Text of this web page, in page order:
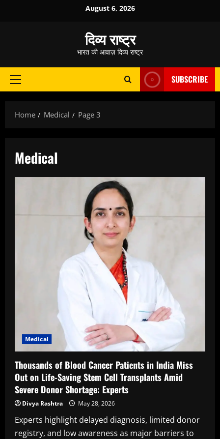
August 6, 2026
दिव्य राष्ट्र
भारत की आवाज़ दिव्य राष्ट्र
Primary
SUBSCRIBE
Home Medical Page 3
Medical
Medical
Thousands of Blood Cancer Patients in India Miss
Out on Life-Saving Stem Cell Transplants Amid
Severe Donor Shortage: Experts
Divya Rashtra May 28, 2026
Experts highlight delayed diagnosis, limited donor
registry, and low awareness as major barriers to